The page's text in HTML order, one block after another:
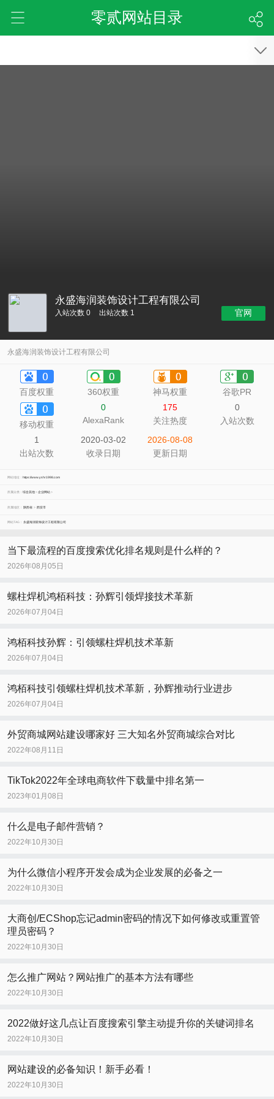
零贰网站目录
永盛海润装饰设计工程有限公司
入站次数 0 出站次数 1 官网
永盛海润装饰设计工程有限公司
百度权重 360权重 神马权重 谷歌PR
移动权重
0
AlexaRank
175
关注热度
0
入站次数
1
出站次数
2020-03-02
收录日期
2026-08-08
更新日期
网站地址： https://www.yshr1998.com
所属分类： 综合其他>企业网站>
所属地区： 陕西省> 西安市
网站TAG： 永盛海润装饰设计工程有限公司
当下最流程的百度搜索优化排名规则是什么样的？
2026年08月05日
螺柱焊机鸿栢科技：孙辉引领焊接技术革新
2026年07月04日
鸿栢科技孙辉：引领螺柱焊机技术革新
2026年07月04日
鸿栢科技引领螺柱焊机技术革新，孙辉推动行业进步
2026年07月04日
外贸商城网站建设哪家好 三大知名外贸商城综合对比
2022年08月11日
TikTok2022年全球电商软件下载量中排名第一
2023年01月08日
什么是电子邮件营销？
2022年10月30日
为什么微信小程序开发会成为企业发展的必备之一
2022年10月30日
大商创/ECShop忘记admin密码的情况下如何修改或重置管
理员密码？
2022年10月30日
怎么推广网站？网站推广的基本方法有哪些
2022年10月30日
2022做好这几点让百度搜索引擎主动提升你的关键词排名
2022年10月30日
网站建设的必备知识！新手必看！
2022年10月30日